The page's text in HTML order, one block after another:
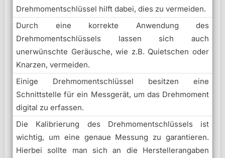
Drehmomentschlüssel hilft dabei, dies zu vermeiden.
Durch eine korrekte Anwendung des
Drehmomentschlüssels lassen sich auch
unerwünschte Geräusche, wie z.B. Quietschen oder
Knarzen, vermeiden.
Einige Drehmomentschlüssel besitzen eine
Schnittstelle für ein Messgerät, um das Drehmoment
digital zu erfassen.
Die Kalibrierung des Drehmomentschlüssels ist
wichtig, um eine genaue Messung zu garantieren.
Hierbei sollte man sich an die Herstellerangaben